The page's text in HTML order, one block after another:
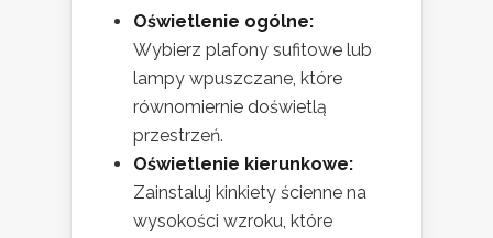
Oświetlenie ogólne:
Wybierz plafony sufitowe lub
lampy wpuszczane, które
równomiernie doświetlą
przestrzeń.
Oświetlenie kierunkowe:
Zainstaluj kinkiety ścienne na
wysokości wzroku, które